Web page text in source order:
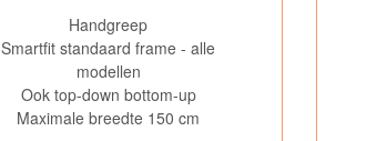
Handgreep
Smartfit standaard frame - alle
modellen
Ook top-down bottom-up
Maximale breedte 150 cm